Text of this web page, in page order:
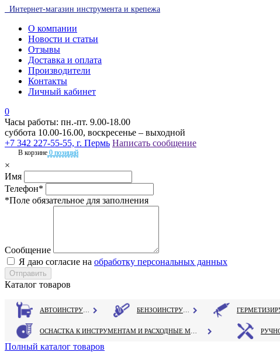
Интернет-магазин инструмента и крепежа
О компании
Новости и статьи
Отзывы
Доставка и оплата
Производители
Контакты
Личный кабинет
0
Часы работы: пн.-пт. 9.00-18.00
суббота 10.00-16.00, воскресенье – выходной
+7 342 227-55-55, г. Пермь Написать сообщение
В корзине 0 позиций
×
Имя
Телефон*
*Поле обязательное для заполнения
Сообщение
Я даю согласие на обработку персональных данных
Каталог товаров
Полный каталог товаров